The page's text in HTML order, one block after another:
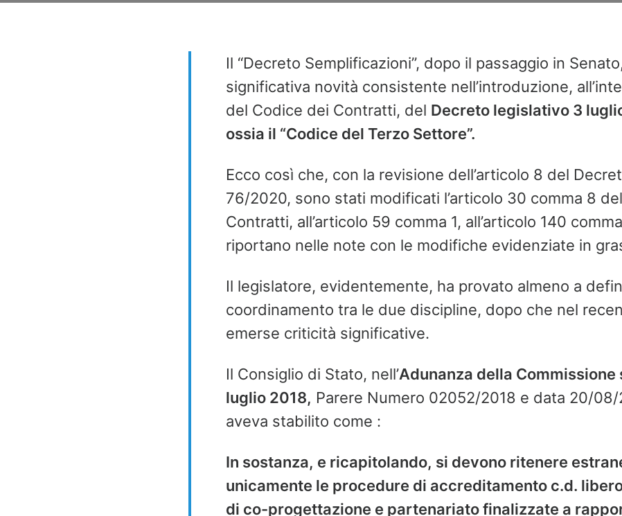
Il “Decreto Semplificazioni”, dopo il passaggio in
significativa novità consistente nell’introduzione,
del Codice dei Contratti, del Decreto legislativo 3
ossia il “Codice del Terzo Settore”.
Ecco così che, con la revisione dell’articolo 8 del
76/2020, sono stati modificati l’articolo 30 comma 8
Contratti, all’articolo 59 comma 1, all’articolo 140
riportano nelle note con le modifiche evidenziate in
Il legislatore, evidentemente, ha provato almeno a
coordinamento tra le due discipline, dopo che nel
emerse criticità significative.
Il Consiglio di Stato, nell’Adunanza della
luglio 2018, Parere Numero 02052/2018 e data 20/
aveva stabilito come :
In sostanza, e ricapitolando, si devono ritenere
unicamente le procedure di accreditamento c.d.
di co-progettazione e partenariato finalizzate a